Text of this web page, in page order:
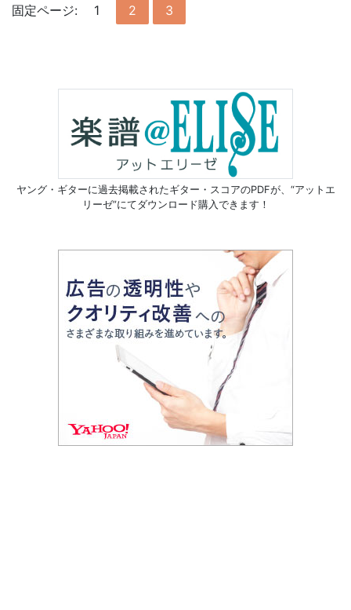
固定ページ: 1 2 3
ヤング・ギターに過去掲載されたギター・スコアのPDFが、 “アットエ
リーゼ”にてダウンロード購入できます！